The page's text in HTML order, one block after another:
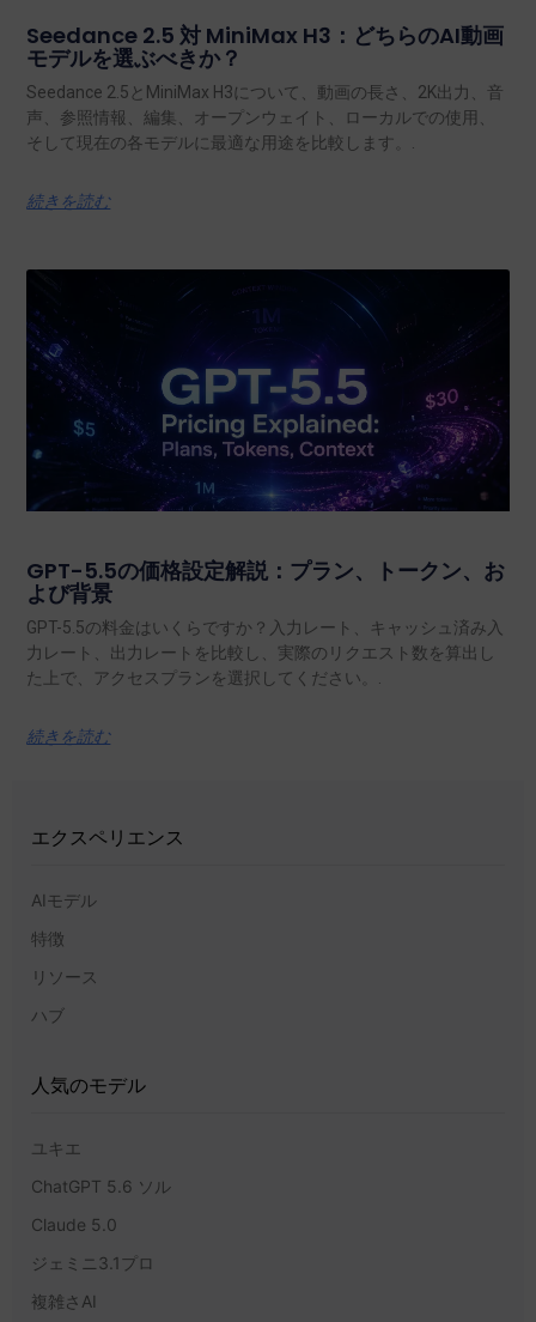
Seedance 2.5 対 MiniMax H3：どちらのAI動画
モデルを選ぶべきか？
Seedance 2.5とMiniMax H3について、動画の長さ、2K出力、音
声、参照情報、編集、オープンウェイト、ローカルでの使用、
そして現在の各モデルに最適な用途を比較します。.
続きを読む
GPT-5.5の価格設定解説：プラン、トークン、お
よび背景
GPT-5.5の料金はいくらですか？入力レート、キャッシュ済み入
力レート、出力レートを比較し、実際のリクエスト数を算出し
た上で、アクセスプランを選択してください。.
続きを読む
エクスペリエンス
AIモデル
特徴
リソース
ハブ
人気のモデル
ユキエ
ChatGPT 5.6 ソル
Claude 5.0
ジェミニ3.1プロ
複雑さAI